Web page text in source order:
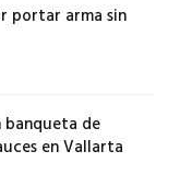
portar arma sin
banqueta de
en Vallarta